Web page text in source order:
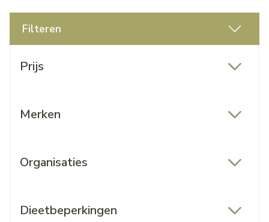
Filteren
Prijs
Merken
Organisaties
Dieetbeperkingen